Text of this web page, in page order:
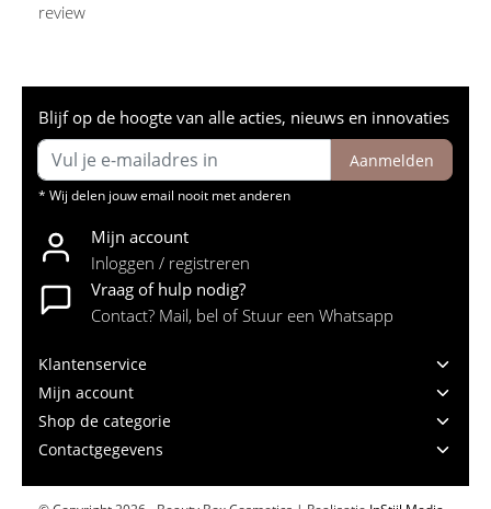
review
Blijf op de hoogte van alle acties, nieuws en innovaties
Aanmelden
* Wij delen jouw email nooit met anderen
Mijn account
Inloggen / registreren
Vraag of hulp nodig?
Contact? Mail, bel of Stuur een Whatsapp
Klantenservice
Mijn account
Shop de categorie
Contactgegevens